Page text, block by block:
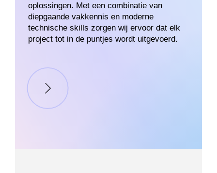
oplossingen. Met een combinatie van
diepgaande vakkennis en moderne
technische skills zorgen wij ervoor dat elk
project tot in de puntjes wordt uitgevoerd.